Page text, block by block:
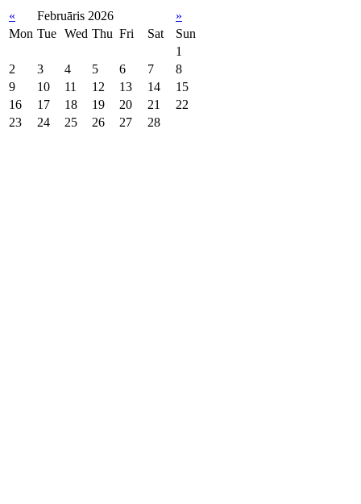
« Februāris 2026
»
Mon Tue Wed Thu Fri Sat
Sun
1
2
3 4 5 6 7
8
9
10 11 12 13 14
15
16
17 18 19 20 21
22
23
24 25 26 27 28